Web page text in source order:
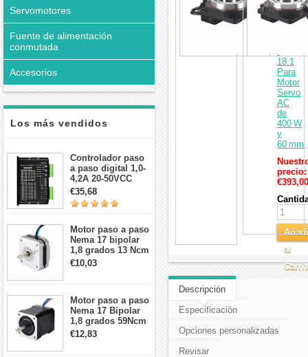
Servomotores
Fuente de alimentación
conmutada
Accesorios
Los más vendidos
Controlador paso
a paso digital 1,0-
4,2A 20-50VCC
para motor paso a
paso Nema 17, 23,
24
€35,68
Motor paso a paso
Nema 17 bipolar
1,8 grados 13 Ncm
1A 3,5 V
42x42x20mm 4
€10,03
Motor paso a paso
Nema 17 Bipolar
1,8 grados 59Ncm
2A 42x48mm 4
cables compatible
€12,83
Hueca
/
18:1
Para
Motor
Servo
AC
de
400 W
y
60 mm
precio:
€393,00
al
Descripción
Especificación
Opciones personalizadas
Revisar